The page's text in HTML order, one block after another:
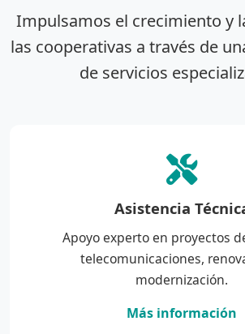
Impulsamos el crecimiento y
las cooperativas a través de
de servicios
Asistencia
Apoyo experto en proyectos
telecomunicaciones,
modernización.
Más información